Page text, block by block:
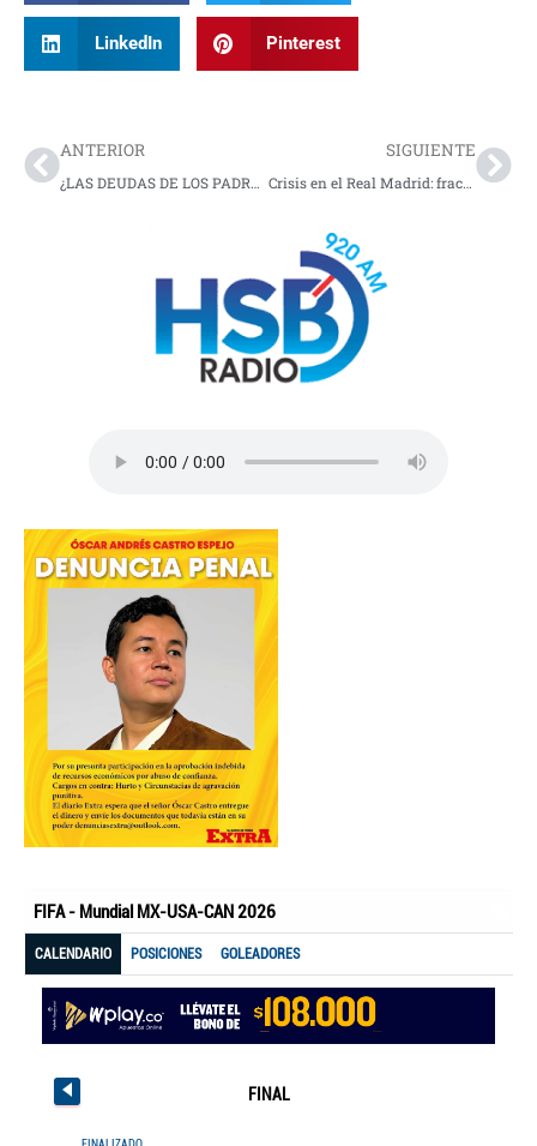
LinkedIn Pinterest
ANTERIOR
¿LAS DEUDAS DE LOS PADRES SE LES HEREDAN A LOS HIJOS? ESTO ES LO QUE DICE LA LEY EN COLOMBIA
SIGUIENTE
Crisis en el Real Madrid: fracaso en Champions pone en la cuerda floja a Arbeloa y abre la baraja de reemplazos